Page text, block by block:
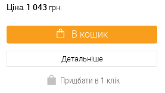
Ціна 1 043 грн.
В кошик
Детальніше
Придбати в 1 клік